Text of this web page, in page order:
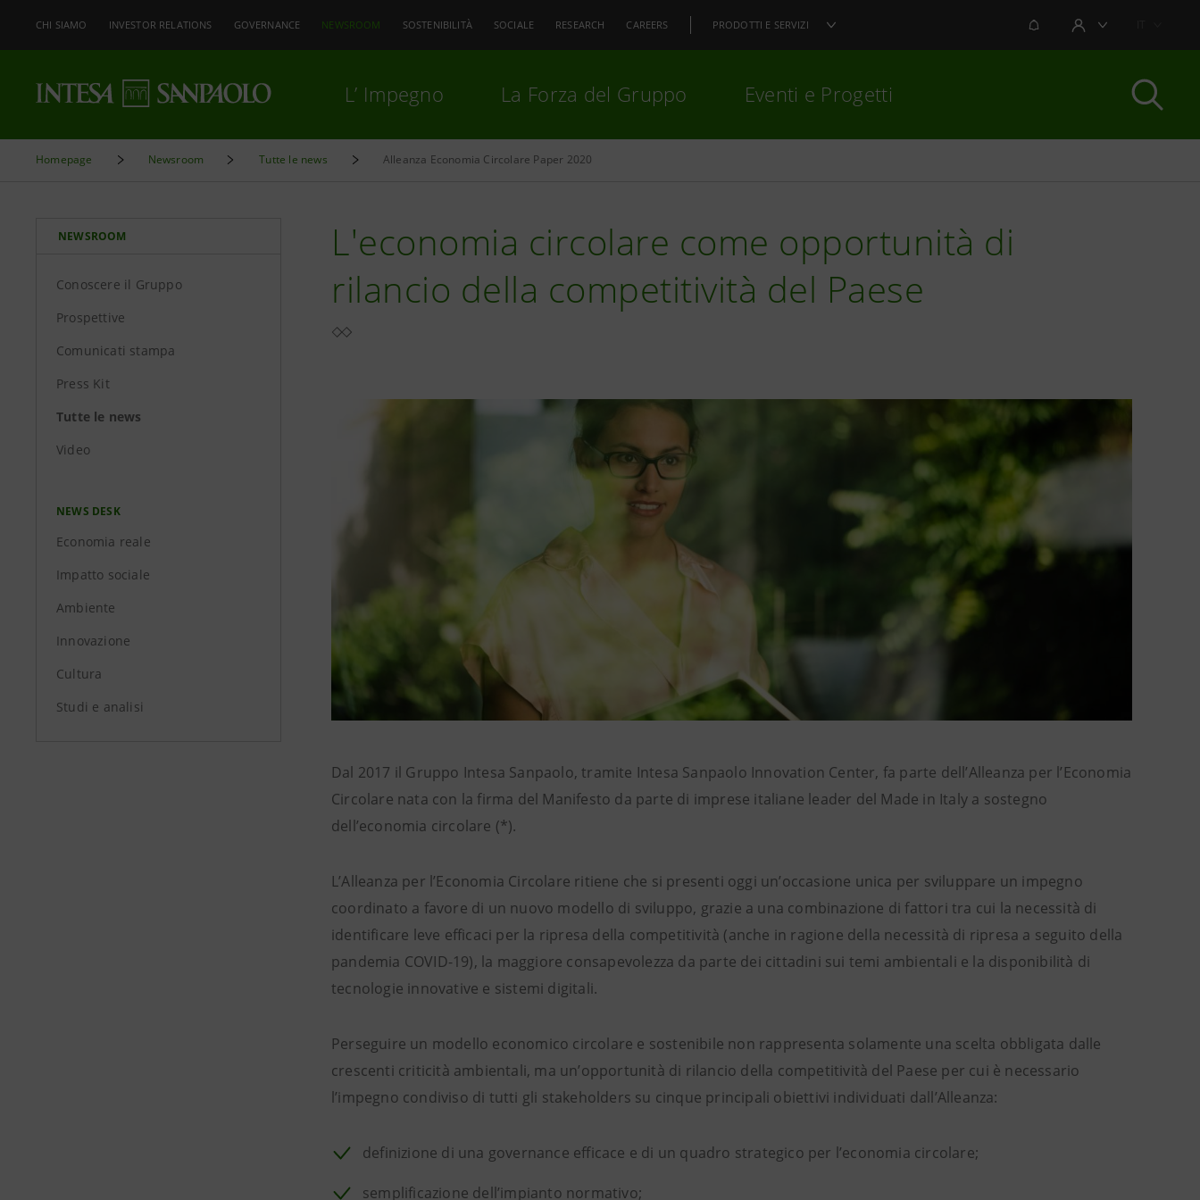
CHI SIAMO INVESTOR RELATIONS GOVERNANCE NEWSROOM SOSTENIBILITÀ SOCIALE RESEARCH CAREERS PRODOTTI E SERVIZI NOTIFICHEAREA UTENTE
L’ Impegno La Forza del Gruppo Eventi e Progetti
Homepage Newsroom Tutte le news Alleanza Economia Circolare Paper 2020
NEWSROOM
Conoscere il Gruppo
Prospettive
Comunicati stampa
Press Kit
Tutte le news
Video
NEWS DESK
Economia reale
Impatto sociale
Ambiente
Innovazione
Cultura
Studi e analisi
L'economia circolare come opportunità di
rilancio della competitività del Paese
Dal 2017 il Gruppo Intesa Sanpaolo, tramite Intesa Sanpaolo Innovation Center, fa parte dell’Alleanza per l’Economia
Circolare nata con la firma del Manifesto da parte di imprese italiane leader del Made in Italy a sostegno
dell’economia circolare (*).
L’Alleanza per l’Economia Circolare ritiene che si presenti oggi un’occasione unica per sviluppare un impegno
coordinato a favore di un nuovo modello di sviluppo, grazie a una combinazione di fattori tra cui la necessità di
identificare leve efficaci per la ripresa della competitività (anche in ragione della necessità di ripresa a seguito della
pandemia COVID-19), la maggiore consapevolezza da parte dei cittadini sui temi ambientali e la disponibilità di
tecnologie innovative e sistemi digitali.
Perseguire un modello economico circolare e sostenibile non rappresenta solamente una scelta obbligata dalle
crescenti criticità ambientali, ma un’opportunità di rilancio della competitività del Paese per cui è necessario
l’impegno condiviso di tutti gli stakeholders su cinque principali obiettivi individuati dall’Alleanza:
definizione di una governance efficace e di un quadro strategico per l’economia circolare;
semplificazione dell’impianto normativo;